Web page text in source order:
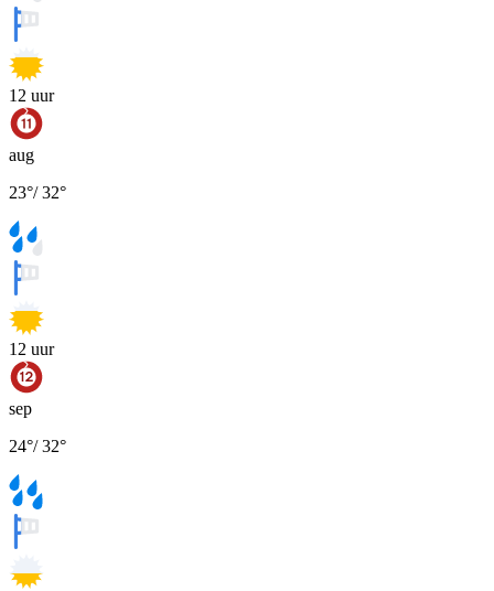
12 uur
aug
23°/32°
12 uur
sep
24°/32°